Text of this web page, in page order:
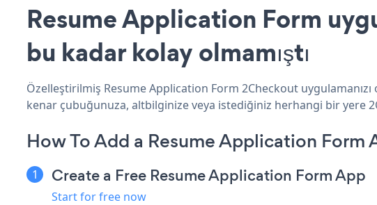
Resume Application Form
bu kadar kolay olmamıştı
Özelleştirilmiş Resume Application Form 2Checkout
kenar çubuğunuza, altbilginize veya istediğiniz herhangi bir yere
How To Add a Resume Application Form
Create a Free Resume Application Form App
Start for free now